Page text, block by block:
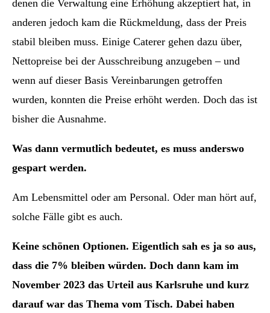
denen die Verwaltung eine Erhöhung akzeptiert hat, in
anderen jedoch kam die Rückmeldung, dass der Preis
stabil bleiben muss. Einige Caterer gehen dazu über,
Nettopreise bei der Ausschreibung anzugeben – und
wenn auf dieser Basis Vereinbarungen getroffen
wurden, konnten die Preise erhöht werden. Doch das ist
bisher die Ausnahme.
Was dann vermutlich bedeutet, es muss anderswo
gespart werden.
Am Lebensmittel oder am Personal. Oder man hört auf,
solche Fälle gibt es auch.
Keine schönen Optionen. Eigentlich sah es ja so aus,
dass die 7% bleiben würden. Doch dann kam im
November 2023 das Urteil aus Karlsruhe und kurz
darauf war das Thema vom Tisch. Dabei haben